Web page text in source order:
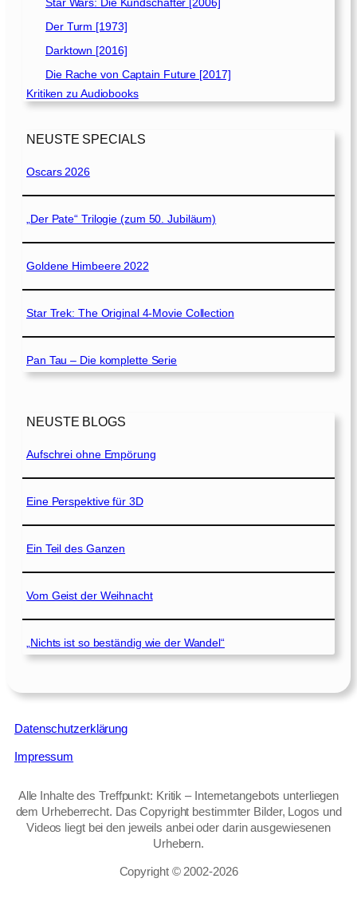
Der Turm [1973]
Darktown [2016]
Die Rache von Captain Future [2017]
Kritiken zu Audiobooks
NEUSTE SPECIALS
Oscars 2026
„Der Pate“ Trilogie (zum 50. Jubiläum)
Goldene Himbeere 2022
Star Trek: The Original 4-Movie Collection
Pan Tau – Die komplette Serie
NEUSTE BLOGS
Aufschrei ohne Empörung
Eine Perspektive für 3D
Ein Teil des Ganzen
Vom Geist der Weihnacht
„Nichts ist so beständig wie der Wandel“
Datenschutzerklärung
Impressum
Alle Inhalte des Treffpunkt: Kritik – Internetangebots unterliegen
dem Urheberrecht. Das Copyright bestimmter Bilder, Logos und
Videos liegt bei den jeweils anbei oder darin ausgewiesenen
Urhebern.
Copyright © 2002‑2026